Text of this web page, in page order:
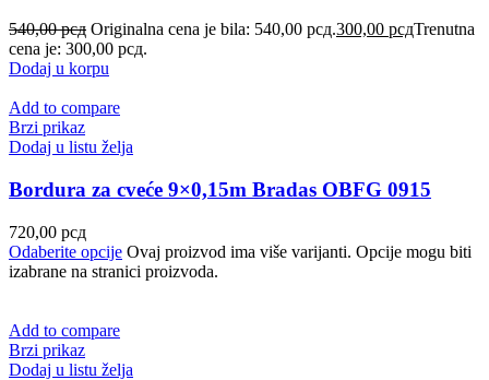
540,00рсд Originalna cena je bila: 540,00 рсд.300,00 рсдTrenutna
cena je: 300,00 рсд.
Dodaj u korpu
Add to compare
Brzi prikaz
Dodaj u listu želja
Bordura za cveće 9×0,15m Bradas OBFG 0915
720,00 рсд
Odaberite opcije Ovaj proizvod ima više varijanti. Opcije mogu biti
izabrane na stranici proizvoda.
Add to compare
Brzi prikaz
Dodaj u listu želja